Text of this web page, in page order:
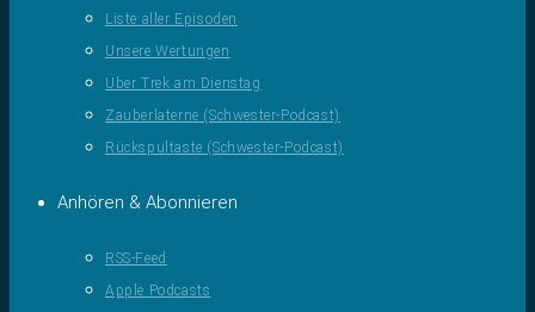
Liste aller Episoden
Unsere Wertungen
Über Trek am Dienstag
Zauberlaterne (Schwester-Podcast)
Rückspultaste (Schwester-Podcast)
Anhören & Abonnieren
RSS-Feed
Apple Podcasts